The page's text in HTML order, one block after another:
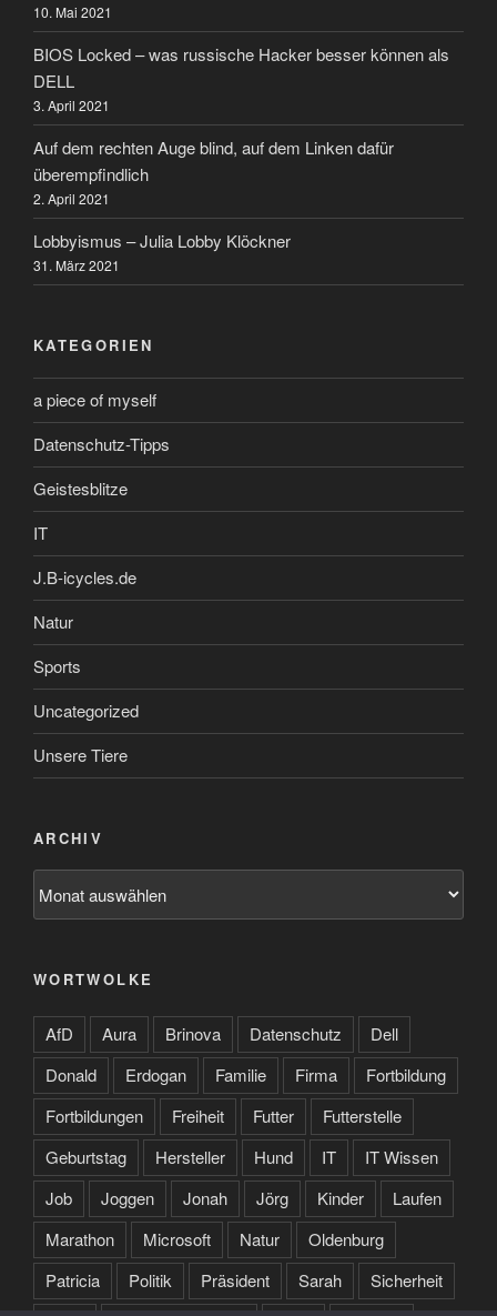
10. Mai 2021
BIOS Locked – was russische Hacker besser können als
DELL
3. April 2021
Auf dem rechten Auge blind, auf dem Linken dafür
überempfindlich
2. April 2021
Lobbyismus – Julia Lobby Klöckner
31. März 2021
KATEGORIEN
a piece of myself
Datenschutz-Tipps
Geistesblitze
IT
J.B-icycles.de
Natur
Sports
Uncategorized
Unsere Tiere
ARCHIV
WORTWOLKE
AfD Aura Brinova Datenschutz
Dell
Donald
Erdogan Familie Firma
Fortbildung
Fortbildungen
Freiheit Futter
Futterstelle
Geburtstag
Hersteller Hund IT
IT Wissen
Job
Joggen Jonah Jörg Kinder
Laufen
Marathon
Microsoft Natur
Oldenburg
Patricia
Politik Präsident Sarah
Sicherheit